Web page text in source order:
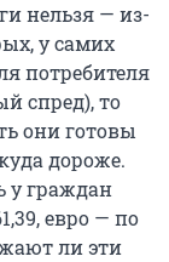
нельзя — из-
у самих
потребителя
спред), то
они готовы
дороже.
у граждан
евро — по
ли эти